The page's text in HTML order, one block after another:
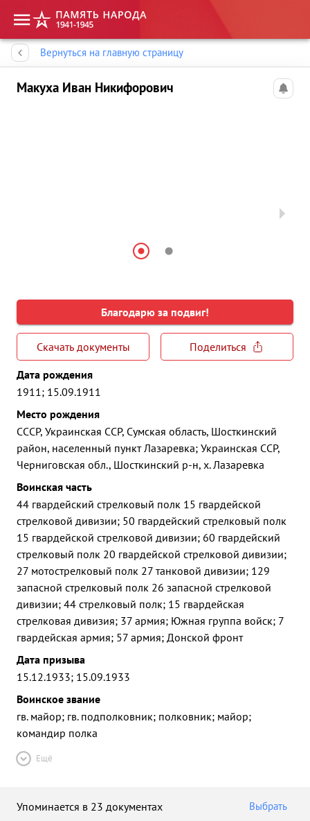
Вернуться на главную страницу
Макуха Иван Никифорович
Благодарю за подвиг!
Скачать документы
Поделиться
Дата рождения
1911; 15.09.1911
Место рождения
СССР, Украинская ССР, Сумская область, Шосткинский
район, населенный пункт Лазаревка; Украинская ССР,
Черниговская обл., Шосткинский р-н, х. Лазаревка
Воинская часть
44 гвардейский стрелковый полк 15 гвардейской
стрелковой дивизии; 50 гвардейский стрелковый полк
15 гвардейской стрелковой дивизии; 60 гвардейский
стрелковый полк 20 гвардейской стрелковой дивизии;
27 мотострелковый полк 27 танковой дивизии; 129
запасной стрелковый полк 26 запасной стрелковой
дивизии; 44 стрелковый полк; 15 гвардейская
стрелковая дивизия; 37 армия; Южная группа войск; 7
гвардейская армия; 57 армия; Донской фронт
Дата призыва
15.12.1933; 15.09.1933
Воинское звание
гв. майор; гв. подполковник; полковник; майор;
командир полка
Ещё
Упоминается в 23 документах Выбрать
Память народа